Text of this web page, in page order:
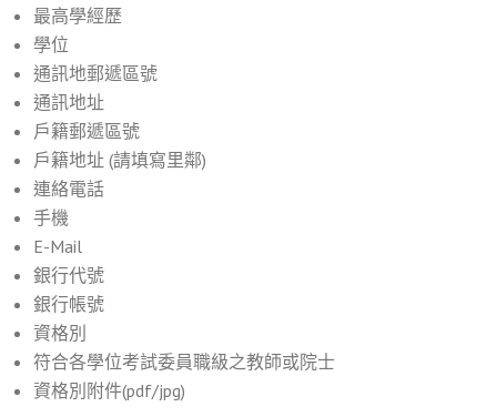
最高學經歷
學位
通訊地郵遞區號
通訊地址
戶籍郵遞區號
戶籍地址 (請填寫里鄰)
連絡電話
手機
E-Mail
銀行代號
銀行帳號
資格別
符合各學位考試委員職級之教師或院士
資格別附件(pdf/jpg)